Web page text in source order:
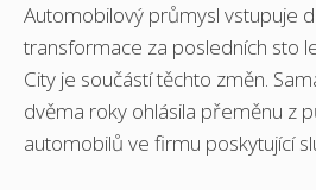
Automobilový průmysl vstupuje
transformace za posledních sto
City je součástí těchto změn.
dvěma roky ohlásila přeměnu z
automobilů ve firmu poskytující